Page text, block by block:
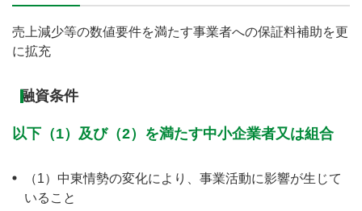
売上減少等の数値要件を満たす事業者への保証料補助を更
に拡充
融資条件
以下（1）及び（2）を満たす中小企業者又は組合
（1）中東情勢の変化により、事業活動に影響が生じて
いること